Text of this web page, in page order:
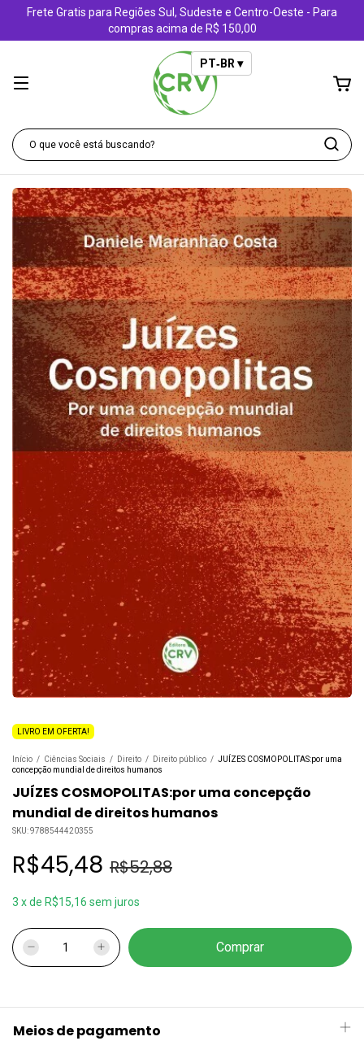
Frete Gratis para Regiões Sul, Sudeste e Centro-Oeste - Para
compras acima de R$ 150,00
PT‑BR ▾
LIVRO EM OFERTA!
Início / Ciências Sociais / Direito / Direito público / JUÍZES COSMOPOLITAS:por uma
concepção mundial de direitos humanos
JUÍZES COSMOPOLITAS:por uma concepção
mundial de direitos humanos
SKU:9788544420355
R$45,48 R$52,88
3 xde R$15,16 sem juros
Meios de pagamento